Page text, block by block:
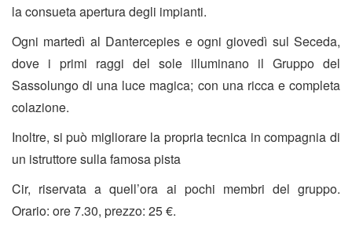
la consueta apertura degli impianti.
Ogni martedì al Dantercepies e ogni giovedì sul Seceda,
dove i primi raggi del sole illuminano il Gruppo del
Sassolungo di una luce magica; con una ricca e completa
colazione.
Inoltre, si può migliorare la propria tecnica in compagnia di
un istruttore sulla famosa pista
Cir, riservata a quell’ora ai pochi membri del gruppo.
Orario: ore 7.30, prezzo: 25 €.